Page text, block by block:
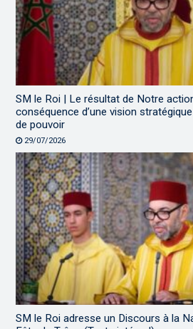
SM le Roi | Le résultat de Notre
conséquence d’une vision
de pouvoir
29/07/2026
SM le Roi adresse un Discours à la